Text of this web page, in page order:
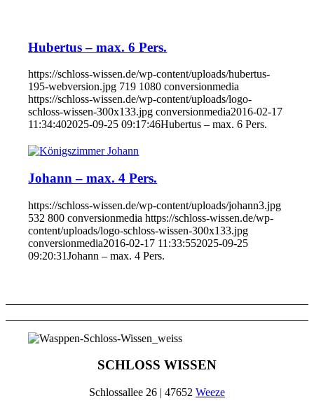
Hubertus – max. 6 Pers.
https://schloss-wissen.de/wp-content/uploads/hubertus-
195-webversion.jpg 719 1080 conversionmedia
https://schloss-wissen.de/wp-content/uploads/logo-
schloss-wissen-300x133.jpg conversionmedia2016-02-17
11:34:402025-09-25 09:17:46Hubertus – max. 6 Pers.
Johann – max. 4 Pers.
https://schloss-wissen.de/wp-content/uploads/johann3.jpg
532 800 conversionmedia https://schloss-wissen.de/wp-
content/uploads/logo-schloss-wissen-300x133.jpg
conversionmedia2016-02-17 11:33:552025-09-25
09:20:31Johann – max. 4 Pers.
SCHLOSS WISSEN
Schlossallee 26 | 47652 Weeze